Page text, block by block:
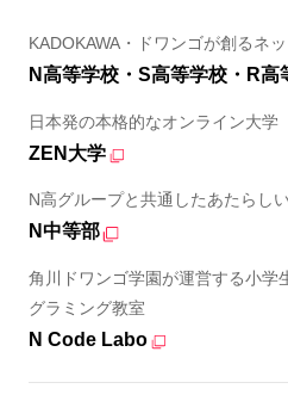
KADOKAWA・ドワンゴが創るネ
N高等学校・S高等学校・R高
日本発の本格的なオンライン大学
ZEN大学
N高グループと共通したあたらし
N中等部
角川ドワンゴ学園が運営する小学
グラミング教室
N Code Labo